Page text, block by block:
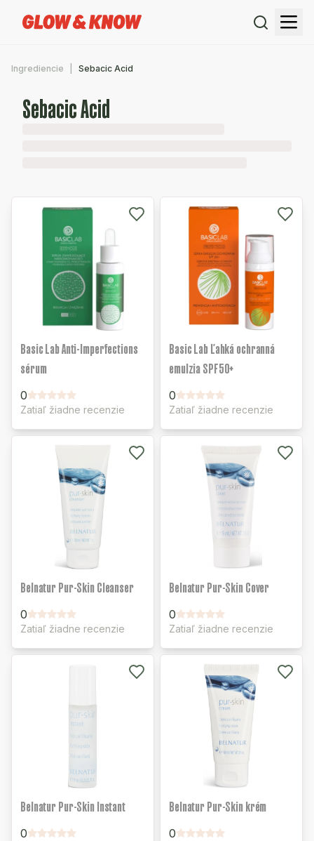
Ingrediencie Sebacic Acid
Sebacic Acid
Basic Lab Anti-Imperfections
sérum
0
Zatiaľ žiadne recenzie
Basic Lab Ľahká ochranná
emulzia SPF50+
0
Zatiaľ žiadne recenzie
Belnatur Pur-Skin Cleanser
0
Zatiaľ žiadne recenzie
Belnatur Pur-Skin Cover
0
Zatiaľ žiadne recenzie
Belnatur Pur-Skin Instant
0
Belnatur Pur-Skin krém
0